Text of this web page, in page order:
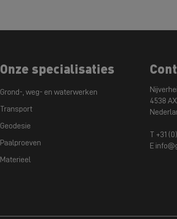
Onze specialisaties
Grond-, weg- en waterwerken
Transport
Geodesie
Paalproeven
Materieel
4538
T +31
E